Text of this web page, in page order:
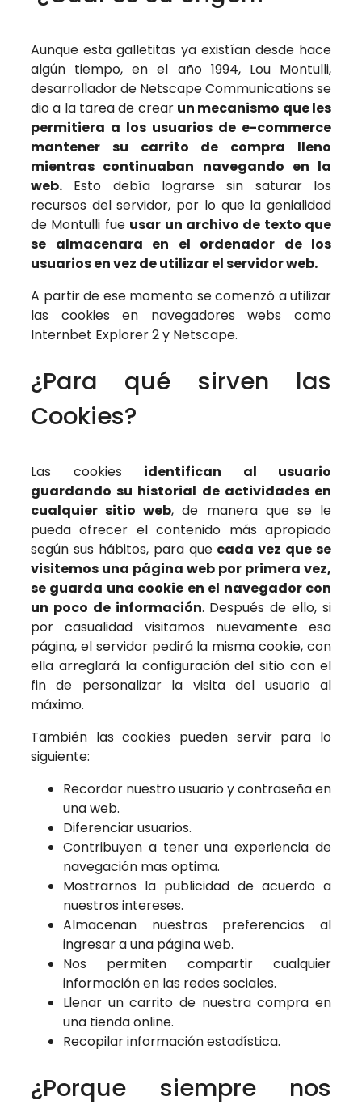
Aunque esta galletitas ya existían desde hace
algún tiempo, en el año 1994, Lou Montulli,
desarrollador de Netscape Communications se
dio a la tarea de crear un mecanismo que les
permitiera a los usuarios de e-commerce
mantener su carrito de compra lleno
mientras continuaban navegando en la
web. Esto debía lograrse sin saturar los
recursos del servidor, por lo que la genialidad
de Montulli fue usar un archivo de texto que
se almacenara en el ordenador de los
usuarios en vez de utilizar el servidor web.
A partir de ese momento se comenzó a utilizar
las cookies en navegadores webs como
Internbet Explorer 2 y Netscape.
¿Para qué sirven las
Cookies?
Las cookies identifican al usuario
guardando su historial de actividades en
cualquier sitio web, de manera que se le
pueda ofrecer el contenido más apropiado
según sus hábitos, para que cada vez que se
visitemos una página web por primera vez,
se guarda una cookie en el navegador con
un poco de información. Después de ello, si
por casualidad visitamos nuevamente esa
página, el servidor pedirá la misma cookie, con
ella arreglará la configuración del sitio con el
fin de personalizar la visita del usuario al
máximo.
También las cookies pueden servir para lo
siguiente:
Recordar nuestro usuario y contraseña en
una web.
Diferenciar usuarios.
Contribuyen a tener una experiencia de
navegación mas optima.
Mostrarnos la publicidad de acuerdo a
nuestros intereses.
Almacenan nuestras preferencias al
ingresar a una página web.
Nos permiten compartir cualquier
información en las redes sociales.
Llenar un carrito de nuestra compra en
una tienda online.
Recopilar información estadística.
¿Porque siempre nos